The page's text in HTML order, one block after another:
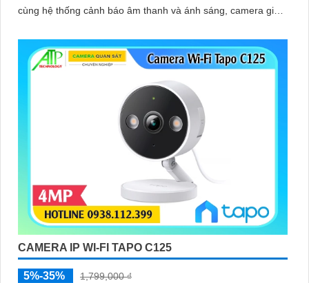
cùng hệ thống cảnh báo âm thanh và ánh sáng, camera giúp
CAMERA IP WI-FI TAPO C125
5%-35%
1,799,000 ₫